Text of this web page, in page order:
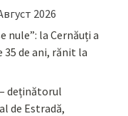
2026
nule”: la Cernăuți a
de ani, rănit la
deținătorul
de Estradă,